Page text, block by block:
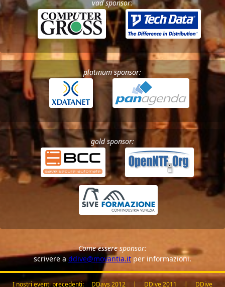
vad sponsor:
platinum sponsor:
gold sponsor:
Come essere sponsor:
scrivere a ddive@movantia.itper informazioni.
I nostri eventi precedenti: DDays 2012 | DDive 2011 | DDive